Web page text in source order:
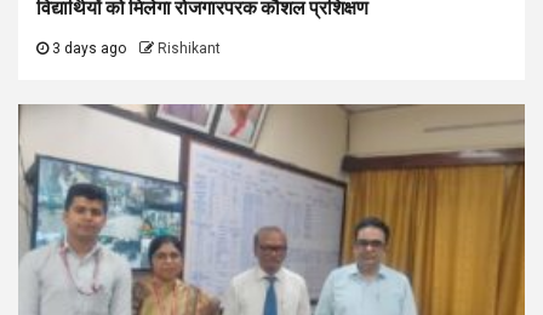
विद्यार्थियों को मिलेगा रोजगारपरक कौशल प्रशिक्षण
3 days ago Rishikant